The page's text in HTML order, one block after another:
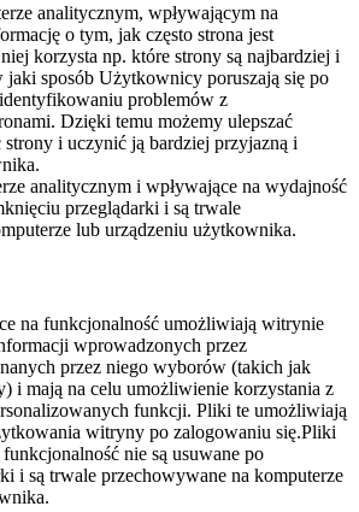
analitycznym, wpływającym na
o tym, jak często strona jest
korzysta np. które strony są najbardziej i
jaki sposób Użytkownicy poruszają się po
problemów z
Dzięki temu możemy ulepszać
i uczynić ją bardziej przyjazną i
analitycznym i wpływające na wydajność
przeglądarki i są trwale
lub urządzeniu użytkownika.
na funkcjonalność umożliwiają witrynie
wprowadzonych przez
przez niego wyborów (takich jak
i mają na celu umożliwienie korzystania z
funkcji. Pliki te umożliwiają
witryny po zalogowaniu się.Pliki
nie są usuwane po
i są trwale przechowywane na komputerze